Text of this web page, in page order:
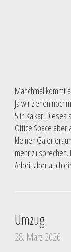
Manchmal kommt
Ja wir ziehen
5 in Kalkar.
Office Space aber
kleinen
mehr zu sprechen.
Arbeit aber auch
Umzug
28. März 2026